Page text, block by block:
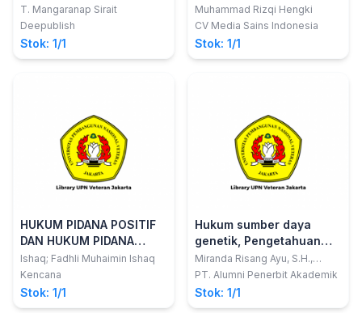
Perkembangannya
T. Mangaranap Sirait
Deepublish
Stok: 1/1
Indonesia
Muhammad Rizqi Hengki
CV Media Sains Indonesia
Stok: 1/1
HUKUM PIDANA POSITIF
DAN HUKUM PIDANA
ISLAM
Ishaq; Fadhli Muhaimin Ishaq
Kencana
Stok: 1/1
Hukum sumber daya
genetik, Pengetahuan
tradisional dan ekspresi
budaya tradisional di
Indonesia
Miranda Risang Ayu, S.H.,
LL.M., Ph.D.; Harry Alexander,
Puspitasari, S.H.
PT. Alumni Penerbit Akademik
Stok: 1/1